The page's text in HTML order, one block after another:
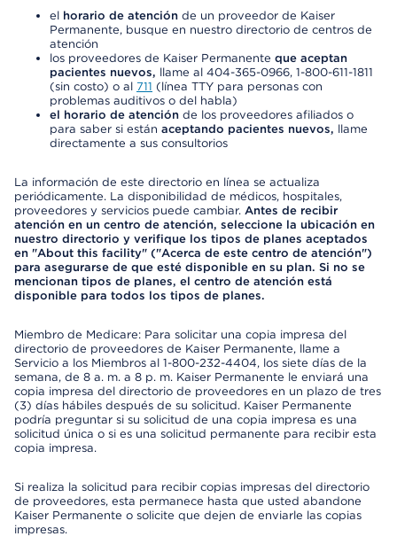
el horario de atención de un proveedor de Kaiser
Permanente, busque en nuestro directorio de centros de
atención
los proveedores de Kaiser Permanente que aceptan
pacientes nuevos, llame al 404-365-0966, 1-800-611-1811
(sin costo) o al 711 (línea TTY para personas con
problemas auditivos o del habla)
el horario de atención de los proveedores afiliados o
para saber si están aceptando pacientes nuevos, llame
directamente a sus consultorios
La información de este directorio en línea se actualiza
periódicamente. La disponibilidad de médicos, hospitales,
proveedores y servicios puede cambiar. Antes de recibir
atención en un centro de atención, seleccione la ubicación en
nuestro directorio y verifique los tipos de planes aceptados
en "About this facility" ("Acerca de este centro de atención")
para asegurarse de que esté disponible en su plan. Si no se
mencionan tipos de planes, el centro de atención está
disponible para todos los tipos de planes.
Miembro de Medicare: Para solicitar una copia impresa del
directorio de proveedores de Kaiser Permanente, llame a
Servicio a los Miembros al 1-800-232-4404, los siete días de la
semana, de 8 a. m. a 8 p. m. Kaiser Permanente le enviará una
copia impresa del directorio de proveedores en un plazo de tres
(3) días hábiles después de su solicitud. Kaiser Permanente
podría preguntar si su solicitud de una copia impresa es una
solicitud única o si es una solicitud permanente para recibir esta
copia impresa.
Si realiza la solicitud para recibir copias impresas del directorio
de proveedores, esta permanece hasta que usted abandone
Kaiser Permanente o solicite que dejen de enviarle las copias
impresas.